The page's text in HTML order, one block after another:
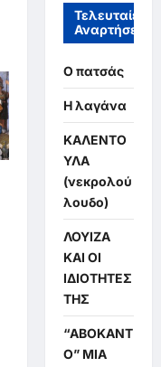
Τελευταίες
Αναρτήσεις
Ο πατσάς
Η λαγάνα
ΚΑΛΕΝΤΟ
ΥΛΑ
(νεκρολού
λουδο)
ΛΟΥΙΖΑ
ΚΑΙ ΟΙ
ΙΔΙΟΤΗΤΕΣ
ΤΗΣ
“ΑΒΟΚΑΝΤ
Ο” ΜΙΑ